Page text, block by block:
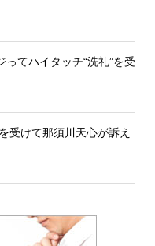
ってハイタッチ“洗礼”を受
受けて那須川天心が訴え